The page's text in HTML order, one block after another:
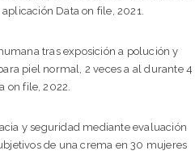
Data on file, 2021.
tras exposición a polución y
piel normal, 2 veces a al durante 4
on file, 2022.
y seguridad mediante evaluación
de una crema en 30 mujeres